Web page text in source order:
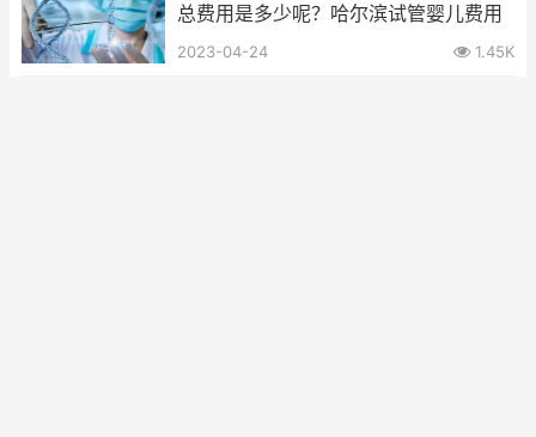
总费用是多少呢？哈尔滨试管婴儿费用
2023-04-24 1.45K